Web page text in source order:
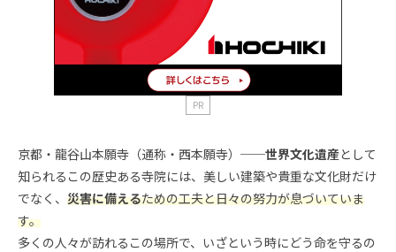
PR
京都・龍谷山本願寺（通称・西本願寺）──世界文化遺産として
知られるこの歴史ある寺院には、美しい建築や貴重な文化財だけ
でなく、 災害に備えるための工夫と日々の努力が息づいていま
す。
多くの人々が訪れるこの場所で、いざという時にどう命を守るの